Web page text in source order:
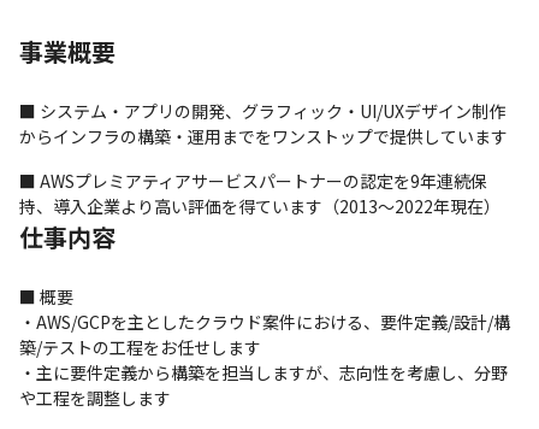
事業概要
■ システム・アプリの開発、グラフィック・UI/UXデザイン制作
からインフラの構築・運用までをワンストップで提供しています
■ AWSプレミアティアサービスパートナーの認定を9年連続保
持、導入企業より高い評価を得ています（2013～2022年現在）
仕事内容
■ 概要
・AWS/GCPを主としたクラウド案件における、要件定義/設計/構
築/テストの工程をお任せします
・主に要件定義から構築を担当しますが、志向性を考慮し、分野
や工程を調整します